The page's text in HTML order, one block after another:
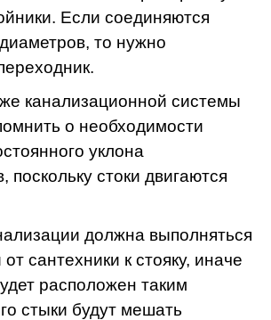
Если соединяются
то нужно
канализационной системы
о необходимости
уклона
поскольку стоки двигаются
должна выполняться
сантехники к стояку, иначе
расположен таким
стыки будут мешать